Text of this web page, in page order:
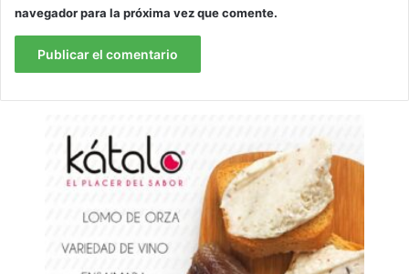
navegador para la próxima vez que comente.